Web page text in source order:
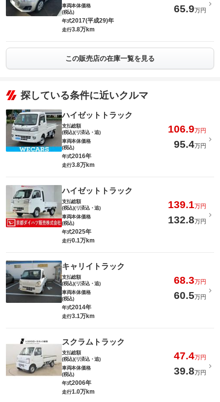
車両本体価格
(税込)
65.9万円
年式2017(平成29)年
走行3.8万km
この販売店の在庫一覧を見る
探している条件に近いクルマ
ハイゼットトラック
支払総額
(税込)(リ済込・追)
106.9万円
車両本体価格
(税込)
95.4万円
年式2016年
走行3.8万km
ハイゼットトラック
支払総額
(税込)(リ済込・追)
139.1万円
車両本体価格
(税込)
132.8万円
年式2025年
走行0.1万km
キャリイトラック
支払総額
(税込)(リ済込・追)
68.3万円
車両本体価格
(税込)
60.5万円
年式2014年
走行3.1万km
スクラムトラック
支払総額
(税込)(リ済込・追)
47.4万円
車両本体価格
(税込)
39.8万円
年式2006年
走行1.0万km